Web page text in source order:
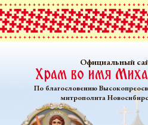
Официальный
Храм во имя
По благословению
митрополита